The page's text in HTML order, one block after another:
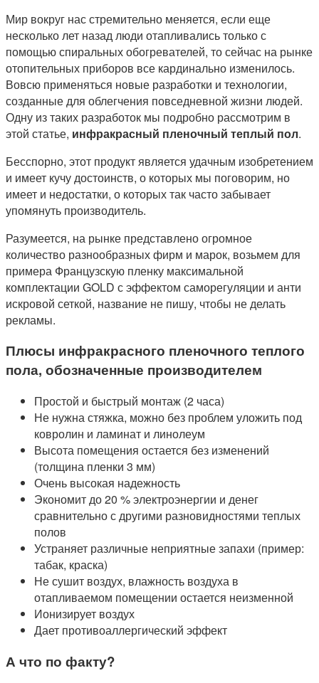
Мир вокруг нас стремительно меняется, если еще
несколько лет назад люди отапливались только с
помощью спиральных обогревателей, то сейчас на рынке
отопительных приборов все кардинально изменилось.
Вовсю применяться новые разработки и технологии,
созданные для облегчения повседневной жизни людей.
Одну из таких разработок мы подробно рассмотрим в
этой статье, инфракрасный пленочный теплый пол.
Бесспорно, этот продукт является удачным изобретением
и имеет кучу достоинств, о которых мы поговорим, но
имеет и недостатки, о которых так часто забывает
упомянуть производитель.
Разумеется, на рынке представлено огромное
количество разнообразных фирм и марок, возьмем для
примера Французскую пленку максимальной
комплектации GOLD с эффектом саморегуляции и анти
искровой сеткой, название не пишу, чтобы не делать
рекламы.
Плюсы инфракрасного пленочного теплого
пола, обозначенные производителем
Простой и быстрый монтаж (2 часа)
Не нужна стяжка, можно без проблем уложить под
ковролин и ламинат и линолеум
Высота помещения остается без изменений
(толщина пленки 3 мм)
Очень высокая надежность
Экономит до 20 % электроэнергии и денег
сравнительно с другими разновидностями теплых
полов
Устраняет различные неприятные запахи (пример:
табак, краска)
Не сушит воздух, влажность воздуха в
отапливаемом помещении остается неизменной
Ионизирует воздух
Дает противоаллергический эффект
А что по факту?